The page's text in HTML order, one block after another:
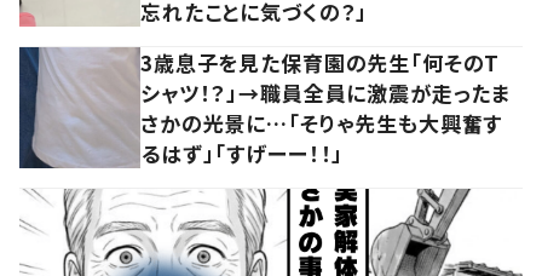
忘れたことに気づくの？」
3歳息子を見た保育園の先生「何そのT
シャツ！？」→職員全員に激震が走ったま
さかの光景に…「そりゃ先生も大興奮す
るはず」「すげーー！！」